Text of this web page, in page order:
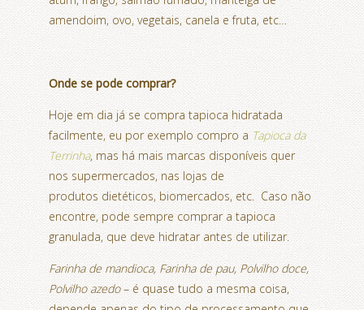
amendoim, ovo, vegetais, canela e fruta, etc…
Onde se pode comprar?
Hoje em dia já se compra tapioca hidratada
facilmente, eu por exemplo compro a Tapioca da
Terrinha, mas há mais marcas disponíveis quer
nos supermercados, nas lojas de
produtos dietéticos, biomercados, etc. Caso não
encontre, pode sempre comprar a tapioca
granulada, que deve hidratar antes de utilizar.
Farinha de mandioca, Farinha de pau, Polvilho doce,
Polvilho azedo– é quase tudo a mesma coisa,